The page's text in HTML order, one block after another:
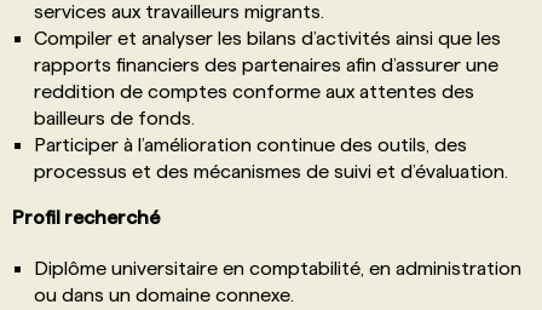
services aux travailleurs migrants.
Compiler et analyser les bilans d’activités ainsi que les
rapports financiers des partenaires afin d’assurer une
reddition de comptes conforme aux attentes des
bailleurs de fonds.
Participer à l’amélioration continue des outils, des
processus et des mécanismes de suivi et d’évaluation.
Profil recherché
Diplôme universitaire en comptabilité, en administration
ou dans un domaine connexe.